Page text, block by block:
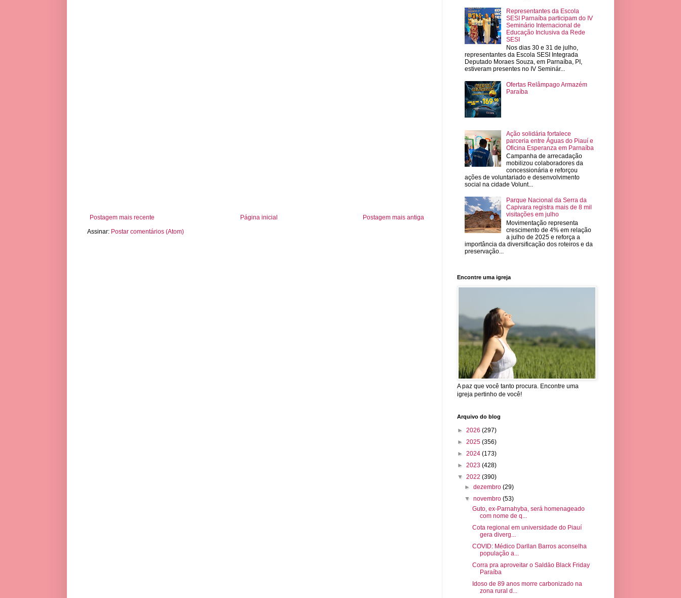
Postagem mais recente Postagem mais antiga
Página inicial
Assinar: Postar comentários (Atom)
Representantes da Escola
SESI Parnaíba participam do IV
Seminário Internacional de
Educação Inclusiva da Rede
SESI
Nos dias 30 e 31 de julho,
representantes da Escola SESI Integrada
Deputado Moraes Souza, em Parnaíba, PI,
estiveram presentes no IV Seminár...
Ofertas Relâmpago Armazém
Paraíba
Ação solidária fortalece
parceria entre Águas do Piauí e
Oficina Esperanza em Parnaíba
Campanha de arrecadação
mobilizou colaboradores da
concessionária e reforçou
ações de voluntariado e desenvolvimento
social na cidade Volunt...
Parque Nacional da Serra da
Capivara registra mais de 8 mil
visitações em julho
Movimentação representa
crescimento de 4% em relação
a julho de 2025 e reforça a
importância da diversificação dos roteiros e da
preservação...
Encontre uma igreja
A paz que você tanto procura. Encontre uma
igreja pertinho de você!
Arquivo do blog
► 2026 (297)
► 2025 (356)
► 2024 (173)
► 2023 (428)
▼ 2022 (390)
►dezembro(29)
▼novembro(53)
Guto, ex-Parnahyba, será homenageado
com nome de q...
Cota regional em universidade do Piauí
gera diverg...
COVID: Médico Darllan Barros aconselha
população a...
Corra pra aproveitar o Saldāo Black Friday
Paraíba
Idoso de 89 anos morre carbonizado na
zona rural d...